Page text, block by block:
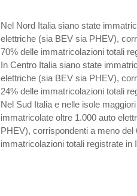
Nel Nord Italia siano state
elettriche (sia BEV sia PHEV),
70% delle immatricolazioni totali
In Centro Italia siano state
elettriche (sia BEV sia PHEV),
24% delle immatricolazioni totali
Nel Sud Italia e nelle isole
immatricolate oltre 1.000 auto
PHEV), corrispondenti a meno del
immatricolazioni totali registrate in